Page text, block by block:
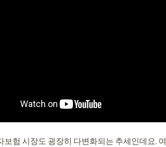
보험 시장도 굉장히 다변화되는 추세인데요.